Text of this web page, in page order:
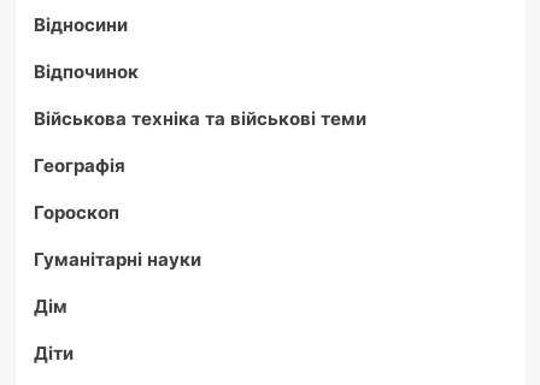
Відносини
Відпочинок
Військова техніка та військові теми
Географія
Гороскоп
Гуманітарні науки
Дім
Діти